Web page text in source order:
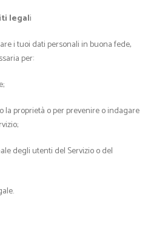
legali
i tuoi dati personali in buona fede,
per:
proprietà o per prevenire o indagare
degli utenti del Servizio o del